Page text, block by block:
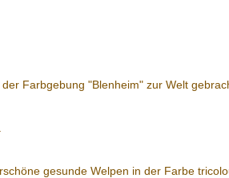
Farbgebung "Blenheim" zur Welt
gesunde Welpen in der Farbe